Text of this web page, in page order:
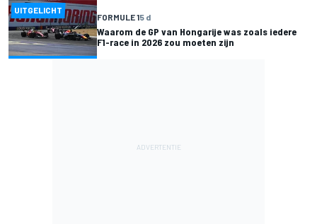
UITGELICHT
FORMULE 15 d
Waarom de GP van Hongarije was zoals iedere
F1-race in 2026 zou moeten zijn